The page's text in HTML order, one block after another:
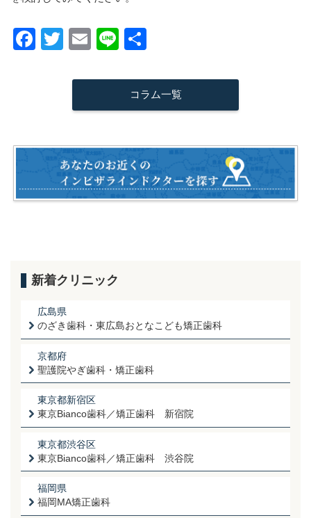
F
o
k
T
tt
er
E
ail
Li
eコラム一覧
新着クリニック
広島県
のざき歯科・東広島おとなこども矯正歯科
京都府
聖護院やぎ歯科・矯正歯科
東京都新宿区
東京Bianco歯科／矯正歯科 新宿院
東京都渋谷区
東京Bianco歯科／矯正歯科 渋谷院
福岡県
福岡MA矯正歯科